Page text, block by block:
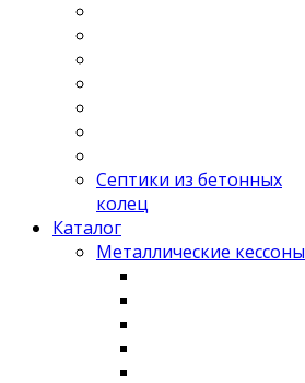
Септики из бетонных
колец
Каталог
Металлические кессоны